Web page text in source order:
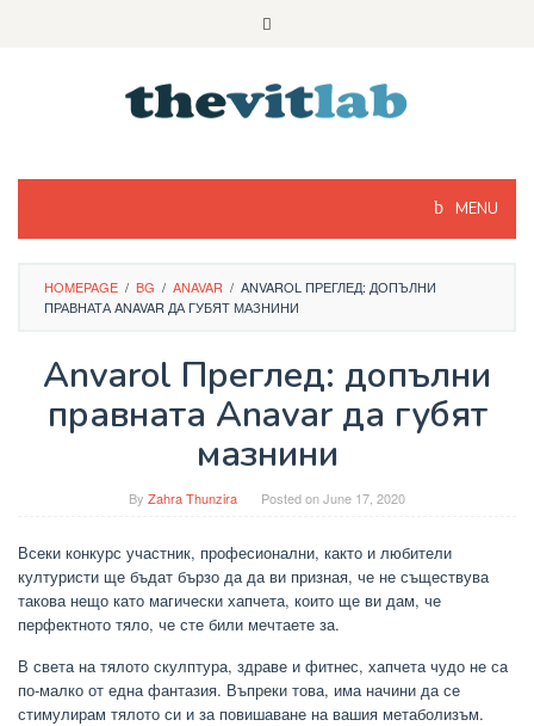
MENU
HOMEPAGE / BG / ANAVAR / ANVAROL ПРЕГЛЕД: ДОПЪЛНИ
ПРАВНАТА ANAVAR ДА ГУБЯТ МАЗНИНИ
Anvarol Преглед: допълни
правната Anavar да губят
мазнини
By Zahra Thunzira Posted onJune 17, 2020
Всеки конкурс участник, професионални, както и любители
културисти ще бъдат бързо да да ви призная, че не съществува
такова нещо като магически хапчета, които ще ви дам, че
перфектното тяло, че сте били мечтаете за.
В света на тялото скулптура, здраве и фитнес, хапчета чудо не са
по-малко от една фантазия. Въпреки това, има начини да се
стимулирам тялото си и за повишаване на вашия метаболизъм.